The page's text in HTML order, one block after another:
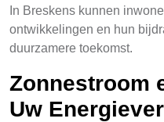
In Breskens kunnen
ontwikkelingen en hun
duurzamere toekomst.
Zonnestroom
Uw